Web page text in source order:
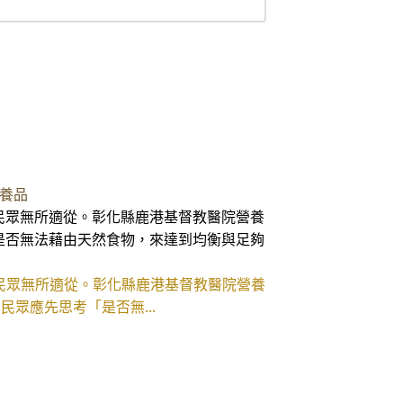
品
無所適從。彰化縣鹿港基督教醫院營養
無法藉由天然食物，來達到均衡與足夠
無所適從。彰化縣鹿港基督教醫院營養
眾應先思考「是否無...